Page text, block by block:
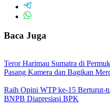
Baca Juga
Teror Harimau Sumatra di
Pasang Kamera dan Bagikan
Raih Opini WTP ke-15 Berturut-
BNPB Diapresiasi BPK